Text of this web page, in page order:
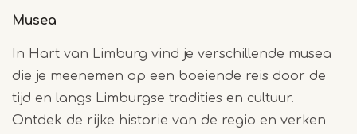
Musea
In Hart van Limburg vind je verschillende musea
die je meenemen op een boeiende reis door de
tijd en langs Limburgse tradities en cultuur.
Ontdek de rijke historie van de regio en verken